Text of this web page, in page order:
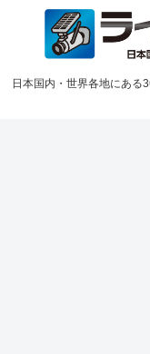
日本国内・世界各地にある